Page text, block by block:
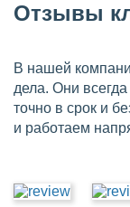
Отзывы
В нашей
дела. Они
точно в срок и
и работаем